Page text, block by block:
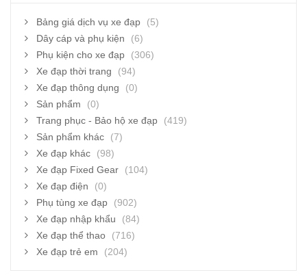
Bảng giá dịch vụ xe đạp
(5)
Dây cáp và phụ kiện
(6)
Phụ kiện cho xe đạp
(306)
Xe đạp thời trang
(94)
Xe đạp thông dụng
(0)
Sản phẩm
(0)
Trang phục - Bảo hộ xe đạp
(419)
Sản phẩm khác
(7)
Xe đạp khác
(98)
Xe đạp Fixed Gear
(104)
Xe đạp điện
(0)
Phụ tùng xe đạp
(902)
Xe đạp nhập khẩu
(84)
Xe đạp thể thao
(716)
Xe đạp trẻ em
(204)